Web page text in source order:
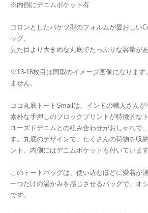
※内側にデニムポケット有
コロンとしたバケツ型のフォルムが愛おしい
ッグ。
見た目より大きめな丸底でたっぷりな容量があ
※13-16枚目は同型のイメージ画像になります
ません。
ココ丸底トートSmallは、インドの職人さん
素朴な手押しのブロックプリントが特徴的な
ユーズドデニムとの組み合わせがおしゃれで
す。丸底のデザインで、たくさんの荷物を収
ント。内側にはデニムポケットも付いています
このトートバッグは、使い込むほどに愛着が
一つだけの温かみを感じさせるバッグで、オ
です。